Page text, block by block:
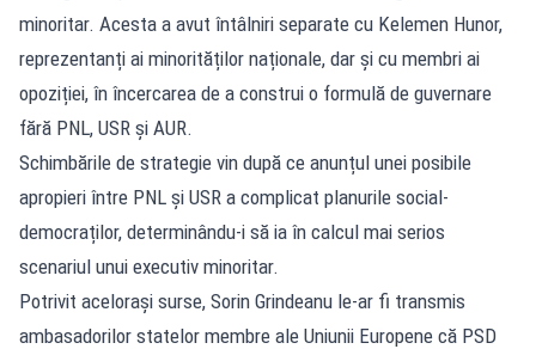
minoritar. Acesta a avut întâlniri separate cu Kelemen Hunor,
reprezentanți ai minorităților naționale, dar și cu membri ai
opoziției, în încercarea de a construi o formulă de guvernare
fără PNL, USR și AUR.
Schimbările de strategie vin după ce anunțul unei posibile
apropieri între PNL și USR a complicat planurile social-
democraților, determinându-i să ia în calcul mai serios
scenariul unui executiv minoritar.
Potrivit acelorași surse, Sorin Grindeanu le-ar fi transmis
ambasadorilor statelor membre ale Uniunii Europene că PSD